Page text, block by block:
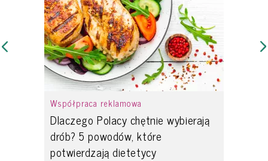
Współpraca reklamowa
Dlaczego Polacy chętnie wybierają
drób? 5 powodów, które
potwierdzają dietetycy